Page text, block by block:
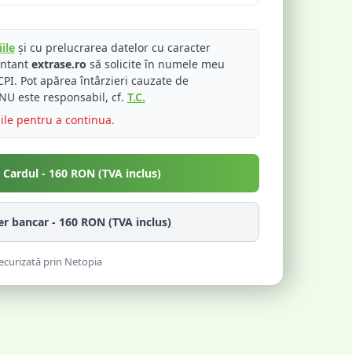
și cu prelucrarea datelor cu caracter
extrase.ro să solicite în numele meu
Pot apărea întârzieri cauzate de
este responsabil, cf. T.C.
pentru a continua.
- 160 RON (TVA inclus)
bancar - 160 RON (TVA inclus)
prin Netopia